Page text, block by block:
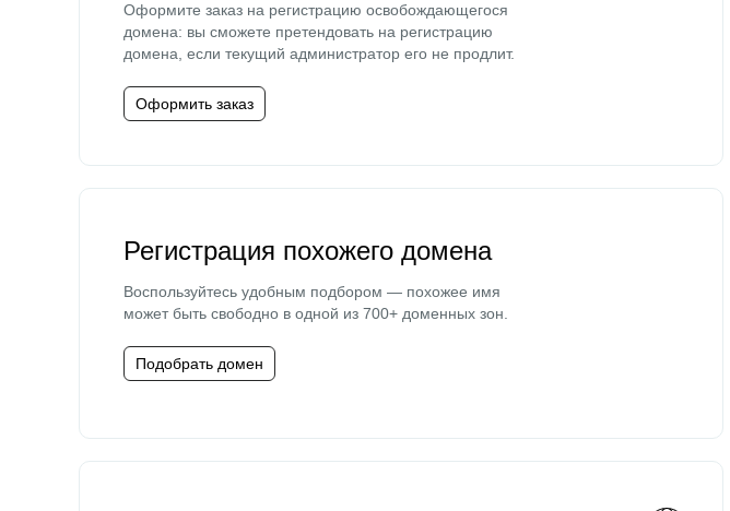
Оформите заказ на регистрацию освобождающегося
домена: вы сможете претендовать на регистрацию
домена, если текущий администратор его не продлит.
Оформить заказ
Регистрация похожего домена
Воспользуйтесь удобным подбором — похожее имя
может быть свободно в одной из 700+ доменных зон.
Подобрать домен